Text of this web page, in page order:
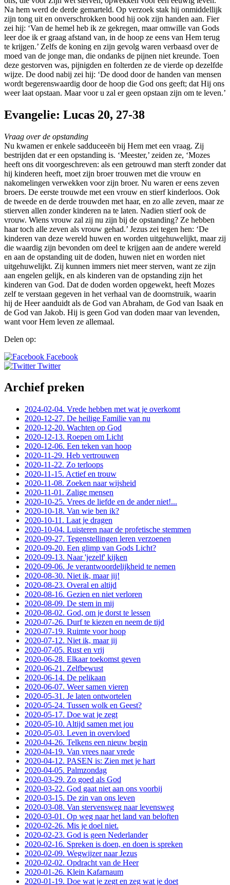
Na hem werd de derde gemarteld. Op verzoek stak hij onmiddellijk
zijn tong uit en onverschrokken bood hij ook zijn handen aan. Fier
zei hij: ‘Van de hemel heb ik ze gekregen, maar omwille van Gods
leer doe ik er graag afstand van, in de hoop ze eens van Hem terug
te krijgen.’ Zelfs de koning en zijn gevolg waren verbaasd over de
moed van de jonge man, die ondanks de pijnen niet kreunde. Toen
deze gestorven was, pijnigden en folterden ze de vierde op dezelfde
wijze. De dood nabij zei hij: ‘De dood door de handen van mensen
wordt begerenswaardig door de hoop die God ons geeft; dat Hij ons
weer laat opstaan. Maar voor u zal er geen opstaan zijn om te leven.’
Evangelie: Lucas 20, 27-38
Vraag over de opstanding
Nu kwamen er enkele sadduceeën bij Hem met een vraag. Zij
bestrijden dat er een opstanding is. ‘Meester,’ zeiden ze, ‘Mozes
heeft ons dit voorgeschreven: als een getrouwd man sterft zonder dat
hij kinderen heeft, moet zijn broer trouwen met die vrouw en
nakomelingen verwekken voor zijn broer. Nu waren er eens zeven
broers. De eerste trouwde met een vrouw en stierf kinderloos. Ook
de tweede en de derde trouwden met haar, en zo alle zeven, maar ze
stierven allen zonder kinderen na te laten. Nadien stierf ook de
vrouw. Wiens vrouw zal zij nu zijn bij de opstanding? Ze hebben
haar toch alle zeven als vrouw gehad.’ Jezus zei tegen hen: ‘De
kinderen van deze wereld huwen en worden uitgehuwelijkt, maar zij
die waardig zijn bevonden om deel te krijgen aan de andere wereld
en aan de opstanding uit de doden, huwen niet en worden niet
uitgehuwelijkt. Zij kunnen immers niet meer sterven, want ze zijn
aan engelen gelijk, en als kinderen van de opstanding zijn het
kinderen van God. Dat de doden worden opgewekt, heeft Mozes
zelf te verstaan gegeven in het verhaal van de doornstruik, waarin
hij de Heer aanduidt als de God van Abraham, de God van Isaak en
de God van Jakob. Hij is geen God van doden maar van levenden,
want voor Hem leven ze allemaal.
Delen op:
Facebook
Twitter
Archief preken
2024-02-04. Vrede hebben met wat je overkomt
2020-12-27. De heilige Familie van nu
2020-12-20. Wachten op God
2020-12-13. Roepen om Licht
2020-12-06. Een teken van hoop
2020-11-29. Heb vertrouwen
2020-11-22. Zo terloops
2020-11-15. Actief en trouw
2020-11-08. Zoeken naar wijsheid
2020-11-01. Zalige mensen
2020-10-25. Vrees de liefde en de ander niet!...
2020-10-18. Van wie ben ik?
2020-10-11. Laat je dragen
2020-10-04. Luisteren naar de profetische stemmen
2020-09-27. Tegenstellingen leren verzoenen
2020-09-20. Een glimp van Gods Licht?
2020-09-13. Naar 'jezelf' kijken
2020-09-06. Je verantwoordelijkheid te nemen
2020-08-30. Niet ik, maar jij!
2020-08-23. Overal en altijd
2020-08-16. Gezien en niet verloren
2020-08-09. De stem in mij
2020-08-02. God, om je dorst te lessen
2020-07-26. Durf te kiezen en neem de tijd
2020-07-19. Ruimte voor hoop
2020-07-12. Niet ik, maar jij
2020-07-05. Rust en vrij
2020-06-28. Elkaar toekomst geven
2020-06-21. Zelfbewust
2020-06-14. De pelikaan
2020-06-07. Weer samen vieren
2020-05-31. Je laten ontwortelen
2020-05-24. Tussen wolk en Geest?
2020-05-17. Doe wat je zegt
2020-05-10. Altijd samen met jou
2020-05-03. Leven in overvloed
2020-04-26. Telkens een nieuw begin
2020-04-19. Van vrees naar vrede
2020-04-12. PASEN is: Zien met je hart
2020-04-05. Palmzondag
2020-03-29. Zo goed als God
2020-03-22. God gaat niet aan ons voorbij
2020-03-15. De zin van ons leven
2020-03-08. Van stervensweg naar levensweg
2020-03-01. Op weg naar het land van beloften
2020-02-26. Mis je doel niet.
2020-02-23. God is geen Nederlander
2020-02-16. Spreken is doen, en doen is spreken
2020-02-09. Wegwijzer naar Jezus
2020-02-02. Opdracht van de Heer
2020-01-26. Klein Kafarnaum
2020-01-19. Doe wat je zegt en zeg wat je doet